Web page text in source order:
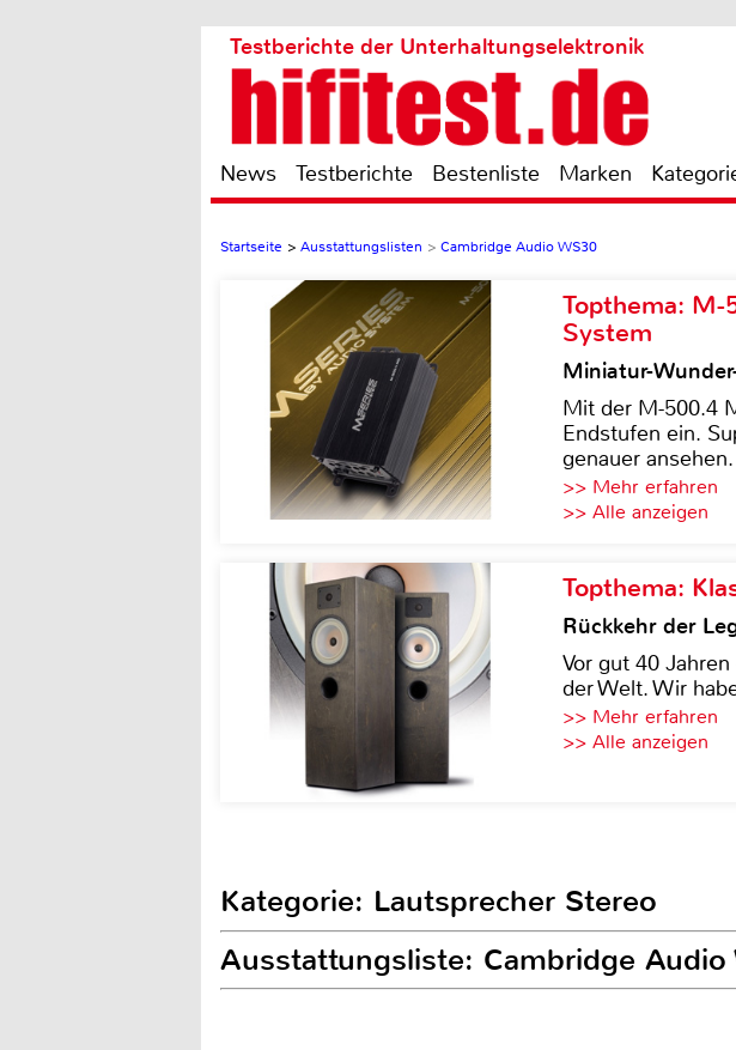
Testberichte der Unterhaltungselektronik
News Testberichte Bestenliste Marken
Startseite > Ausstattungslisten > Cambridge Audio WS30
Topthema:
System
Miniatur-
Mit der M-500.4
Endstufen ein.
genauer ansehen.
>> Mehr erfahren
>> Alle anzeigen
Topthema:
Rückkehr der
Vor gut 40
der Welt. Wir
>> Mehr erfahren
>> Alle anzeigen
Kategorie: Lautsprecher Stereo
Ausstattungsliste: Cambridge Audio